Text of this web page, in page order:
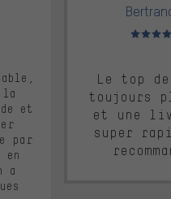
la
et
par
a
Note
Le top
toujours
et une
super